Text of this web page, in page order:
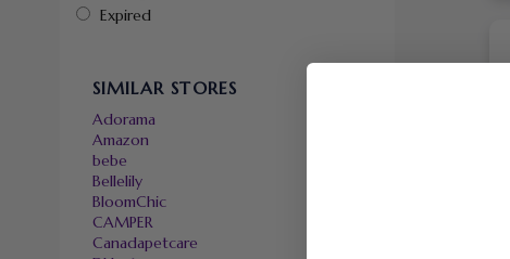
Expired
SIMILAR STORES
Adorama
Amazon
bebe
Bellelily
BloomChic
CAMPER
Canadapetcare